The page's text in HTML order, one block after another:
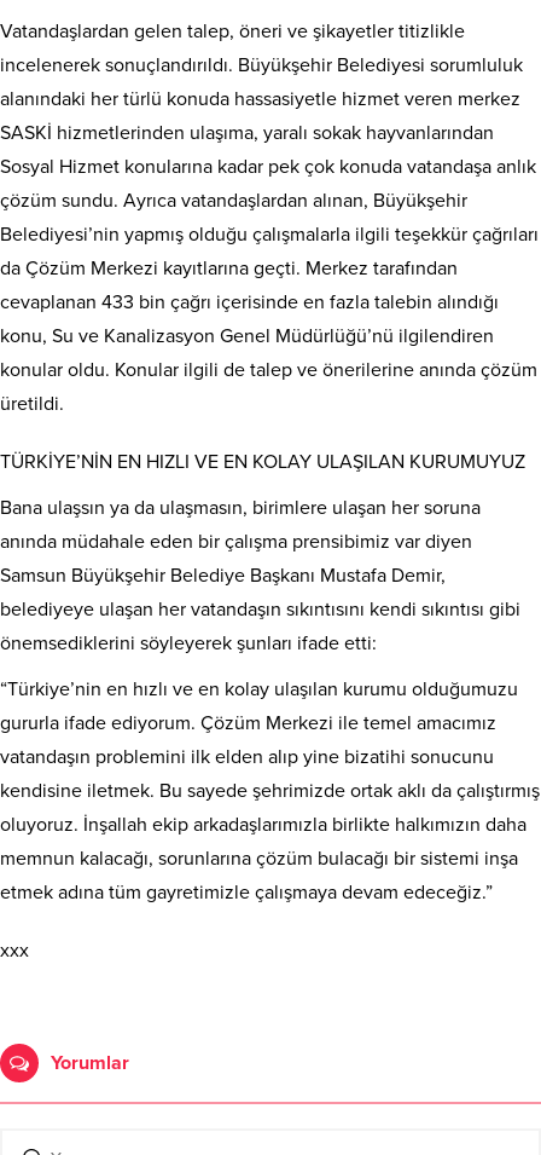
Vatandaşlardan gelen talep, öneri ve şikayetler titizlikle
incelenerek sonuçlandırıldı. Büyükşehir Belediyesi sorumluluk
alanındaki her türlü konuda hassasiyetle hizmet veren merkez
SASKİ hizmetlerinden ulaşıma, yaralı sokak hayvanlarından
Sosyal Hizmet konularına kadar pek çok konuda vatandaşa anlık
çözüm sundu. Ayrıca vatandaşlardan alınan, Büyükşehir
Belediyesi’nin yapmış olduğu çalışmalarla ilgili teşekkür çağrıları
da Çözüm Merkezi kayıtlarına geçti. Merkez tarafından
cevaplanan 433 bin çağrı içerisinde en fazla talebin alındığı
konu, Su ve Kanalizasyon Genel Müdürlüğü’nü ilgilendiren
konular oldu. Konular ilgili de talep ve önerilerine anında çözüm
üretildi.
TÜRKİYE’NİN EN HIZLI VE EN KOLAY ULAŞILAN KURUMUYUZ
Bana ulaşsın ya da ulaşmasın, birimlere ulaşan her soruna
anında müdahale eden bir çalışma prensibimiz var diyen
Samsun Büyükşehir Belediye Başkanı Mustafa Demir,
belediyeye ulaşan her vatandaşın sıkıntısını kendi sıkıntısı gibi
önemsediklerini söyleyerek şunları ifade etti:
“Türkiye’nin en hızlı ve en kolay ulaşılan kurumu olduğumuzu
gururla ifade ediyorum. Çözüm Merkezi ile temel amacımız
vatandaşın problemini ilk elden alıp yine bizatihi sonucunu
kendisine iletmek. Bu sayede şehrimizde ortak aklı da çalıştırmış
oluyoruz. İnşallah ekip arkadaşlarımızla birlikte halkımızın daha
memnun kalacağı, sorunlarına çözüm bulacağı bir sistemi inşa
etmek adına tüm gayretimizle çalışmaya devam edeceğiz.”
xxx
Yorumlar